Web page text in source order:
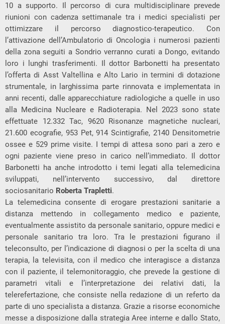
10 a supporto. Il percorso di cura multidisciplinare prevede
riunioni con cadenza settimanale tra i medici specialisti per
ottimizzare il percorso diagnostico-terapeutico. Con
l’attivazione dell’Ambulatorio di Oncologia i numerosi pazienti
della zona seguiti a Sondrio verranno curati a Dongo, evitando
loro i lunghi trasferimenti. Il dottor Barbonetti ha presentato
l’offerta di Asst Valtellina e Alto Lario in termini di dotazione
strumentale, in larghissima parte rinnovata e implementata in
anni recenti, dalle apparecchiature radiologiche a quelle in uso
alla Medicina Nucleare e Radioterapia. Nel 2023 sono state
effettuate 12.332 Tac, 9620 Risonanze magnetiche nucleari,
21.600 ecografie, 953 Pet, 914 Scintigrafie, 2140 Densitometrie
ossee e 529 prime visite. I tempi di attesa sono pari a zero e
ogni paziente viene preso in carico nell’immediato. Il dottor
Barbonetti ha anche introdotto i temi legati alla telemedicina
sviluppati, nell’intervento successivo, dal direttore
sociosanitario Roberta Trapletti.
La telemedicina consente di erogare prestazioni sanitarie a
distanza mettendo in collegamento medico e paziente,
eventualmente assistito da personale sanitario, oppure medici e
personale sanitario tra loro. Tra le prestazioni figurano il
teleconsulto, per l’indicazione di diagnosi o per la scelta di una
terapia, la televisita, con il medico che interagisce a distanza
con il paziente, il telemonitoraggio, che prevede la gestione di
parametri vitali e l’interpretazione dei relativi dati, la
telerefertazione, che consiste nella redazione di un referto da
parte di uno specialista a distanza. Grazie a risorse economiche
messe a disposizione dalla strategia Aree interne e dallo Stato,